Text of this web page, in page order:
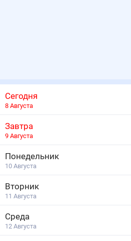
Сегодня
8 Августа
Завтра
9 Августа
Понедельник
10 Августа
Вторник
11 Августа
Среда
12 Августа